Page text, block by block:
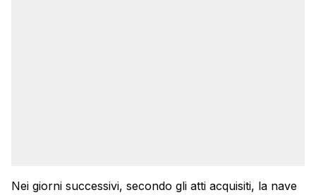
Nei giorni successivi, secondo gli atti acquisiti, la nave